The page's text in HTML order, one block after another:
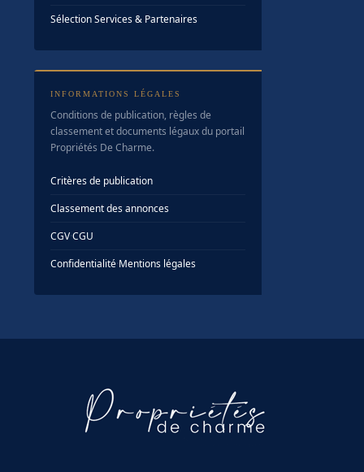
Sélection Services & Partenaires
INFORMATIONS LÉGALES
Conditions de publication, règles de
classement et documents légaux du portail
Propriétés De Charme.
Critères de publication
Classement des annonces
CGV·CGU
Confidentialité·Mentions légales